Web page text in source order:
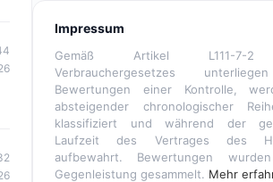
Impressum
Gemäß Artikel L111-7-
Verbrauchergesetzes
Bewertungen einer Kontrolle,
absteigender chronologischer
klassifiziert und während der
Laufzeit des Vertrages des
aufbewahrt. Bewertungen
Gegenleistung gesammelt. Mehr